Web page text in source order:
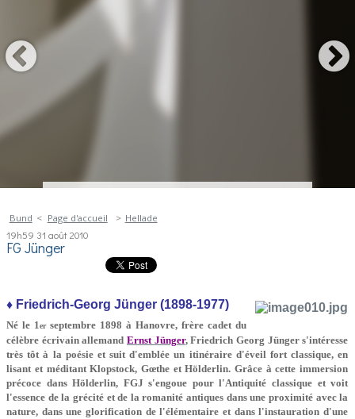
Bund Page d'accueil Hellade
19h59 31 août 2010
FG Jünger
♦ Friedrich-Georg Jünger (1898-1977)
Né le 1erseptembre 1898 à Hanovre, frère cadet du
célèbre écrivain allemand Ernst Jünger, Friedrich Georg Jünger s'intéresse
très tôt à la poésie et suit d'emblée un itinéraire d'éveil fort classique, en
lisant et méditant Klopstock, Gœthe et Hölderlin. Grâce à cette immersion
précoce dans Hölderlin, FGJ s'engoue pour l'Antiquité classique et voit
l'essence de la grécité et de la romanité antiques dans une proximité avec la
nature, dans une glorification de l'élémentaire et dans l'instauration d'une